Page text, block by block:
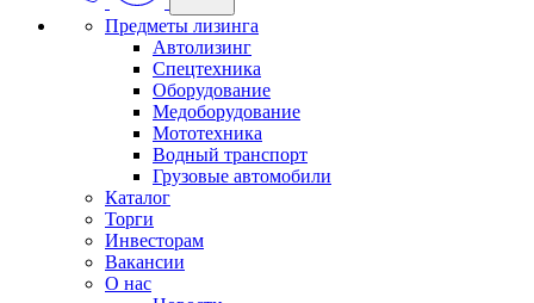
Предметы лизинга
Автолизинг
Спецтехника
Оборудование
Медоборудование
Мототехника
Водный транспорт
Грузовые автомобили
Каталог
Торги
Инвесторам
Вакансии
О нас